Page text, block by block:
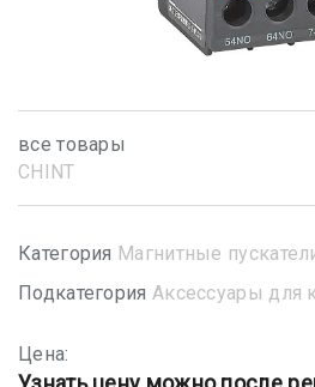
все товары
CHINT
Категория Магнитные
Подкатегория Аксессуары для
Цена: